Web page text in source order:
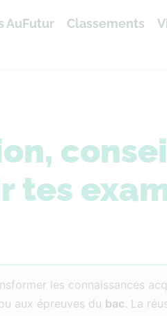
AuFutur Classements
tes
les connaissances
aux épreuves du bac. La